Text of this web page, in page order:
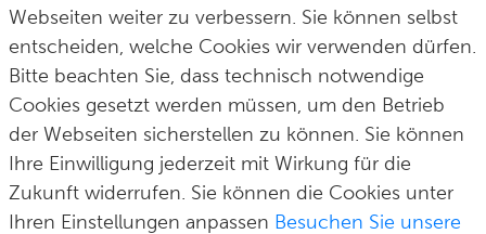
post@solingen.de
© Stadt Solingen 2026
Hilfe & KontaktImpressumDatenschutz Cookie-Richtlinie
Webseiten weiter zu verbessern. Sie können selbst
entscheiden, welche Cookies wir verwenden dürfen.
Bitte beachten Sie, dass technisch notwendige
Cookies gesetzt werden müssen, um den Betrieb
der Webseiten sicherstellen zu können. Sie können
Ihre Einwilligung jederzeit mit Wirkung für die
Zukunft widerrufen. Sie können die Cookies unter
Ihren Einstellungen anpassen Besuchen Sie unsere